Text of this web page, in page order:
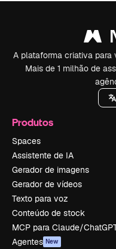
A plataforma criativa
Mais de 1 milhão de
Produtos
Spaces
Assistente de IA
Gerador de imagens
Gerador de vídeos
Texto para voz
Conteúdo de stock
MCP para Claude/
Agentes New